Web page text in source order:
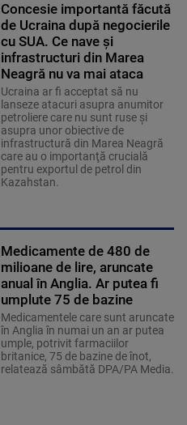
Concesie importantă făcută
de Ucraina după negocierile
cu SUA. Ce nave şi
infrastructuri din Marea
Neagră nu va mai ataca
Ucraina ar fi acceptat să nu
lanseze atacuri asupra anumitor
petroliere care nu sunt ruse şi
asupra unor obiective de
infrastructură din Marea Neagră
care au o importanţă crucială
pentru exportul de petrol din
Kazahstan.
Medicamente de 480 de
milioane de lire, aruncate
anual în Anglia. Ar putea fi
umplute 75 de bazine
Medicamentele care sunt aruncate
în Anglia în numai un an ar putea
umple, potrivit farmaciilor
britanice, 75 de bazine de înot,
relatează sâmbătă DPA/PA Media.